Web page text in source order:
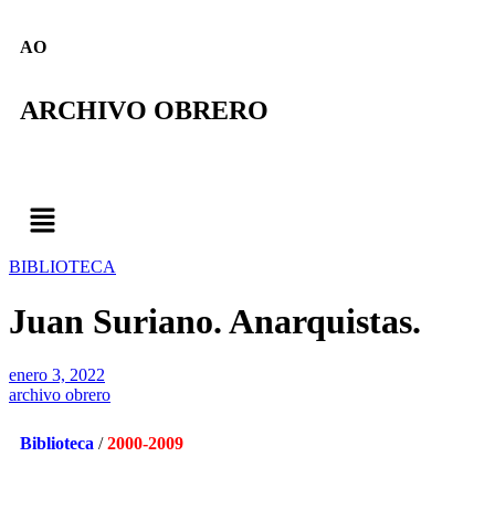
AO
ARCHIVO OBRERO
BIBLIOTECA
Juan Suriano. Anarquistas.
enero 3, 2022
archivo obrero
Biblioteca /2000-2009